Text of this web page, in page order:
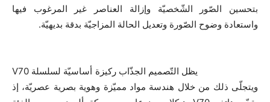
بتحسين الصّور الشّخصيّة وإزالة العناصر غير المرغوب فيها
واستعادة وضوح الصّورة وتعديل الحالة المزاجيّة بدقة بديهيّة.
يظل التّصميم الجذّاب ركيزة أساسيّة لسلسلة V70
ويتجلّى ذلك من خلال هندسة مواد مميّزة وهوية بصرية عصريّة، إذ